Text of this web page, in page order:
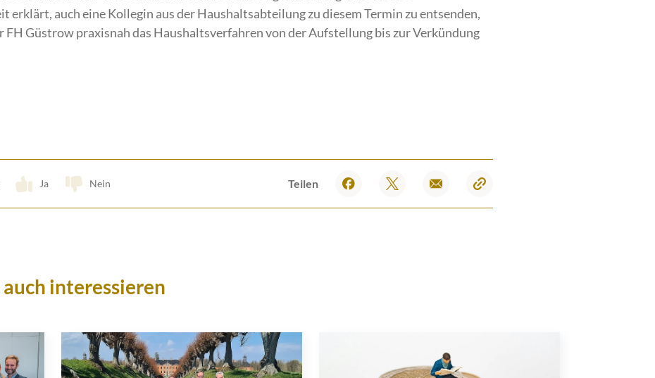
erklärt, auch eine Kollegin aus der Haushaltsabteilung zu diesem Termin zu entsenden,
FH Güstrow praxisnah das Haushaltsverfahren von der Aufstellung bis zur Verkündung
Ja Nein Teilen
auch interessieren